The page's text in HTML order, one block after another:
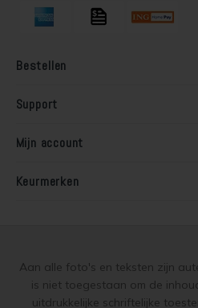
Bestellen
Support
Mijn account
Keurmerken
Aan alle foto's en teksten zijn
is niet toegestaan om de
uitdrukkelijke schriftelijke